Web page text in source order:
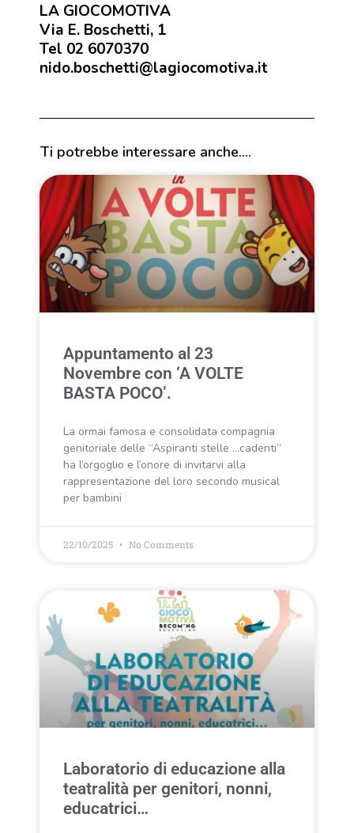
LA GIOCOMOTIVA
Via E. Boschetti, 1
Tel 02 6070370
nido.boschetti@lagiocomotiva.it
Ti potrebbe interessare anche....
Appuntamento al 23
Novembre con ‘A VOLTE
BASTA POCO’.
La ormai famosa e consolidata compagnia
genitoriale delle “Aspiranti stelle …cadenti”
ha l’orgoglio e l’onore di invitarvi alla
rappresentazione del loro secondo musical
per bambini
22/10/2025 No Comments
Laboratorio di educazione alla
teatralità per genitori, nonni,
educatrici…